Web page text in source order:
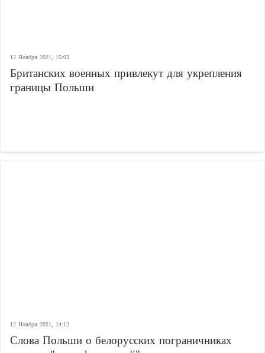
12 Ноября 2021, 15:03
Британских военных привлекут для укрепления
границы Польши
12 Ноября 2021, 14:12
Слова Польши о белорусских пограничниках